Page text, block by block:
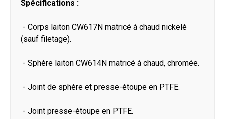
Spécifications :
- Corps laiton CW617N matricé à chaud nickelé
(sauf filetage).
- Sphère laiton CW614N matricé à chaud, chromée.
- Joint de sphère et presse-étoupe en PTFE.
- Joint presse-étoupe en PTFE.